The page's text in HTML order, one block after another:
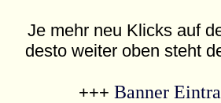
Je mehr neu Klicks auf
desto weiter oben steht
+++ Banner